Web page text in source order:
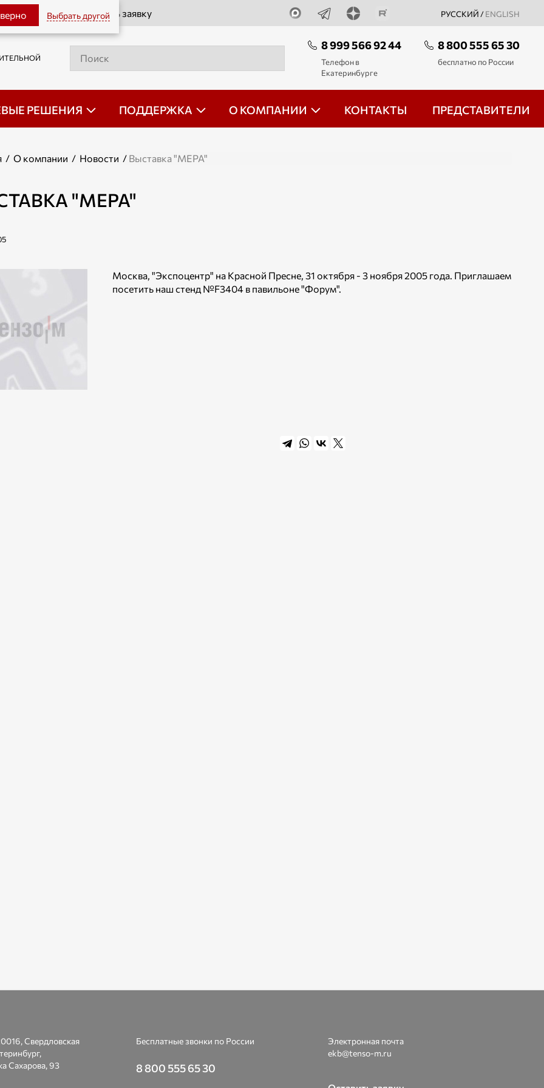
Выбрать другой РУССКИЙ / ENGLISH
Оставить заявку
8 999 566 92 44
Телефон в
Екатеринбурге
8 800 555 65 30
бесплатно по России
РЕШЕНИЯ ПОДДЕРЖКА О КОМПАНИИ КОНТАКТЫ ПРЕДСТАВИТЕЛИ
/ О компании / Новости / Выставка "МЕРА"
"МЕРА"
Москва, "Экспоцентр" на Красной Пресне, 31 октября - 3 ноября 2005 года. Приглашаем
посетить наш стенд №F3404 в павильоне "Форум".
Свердловская
Сахарова, 93
Бесплатные звонки по России
8 800 555 65 30
Электронная почта
ekb@tenso-m.ru